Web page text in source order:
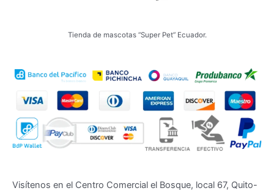
Tienda de mascotas “Super Pet” Ecuador.
Visítenos en el Centro Comercial el Bosque, local 67, Quito-